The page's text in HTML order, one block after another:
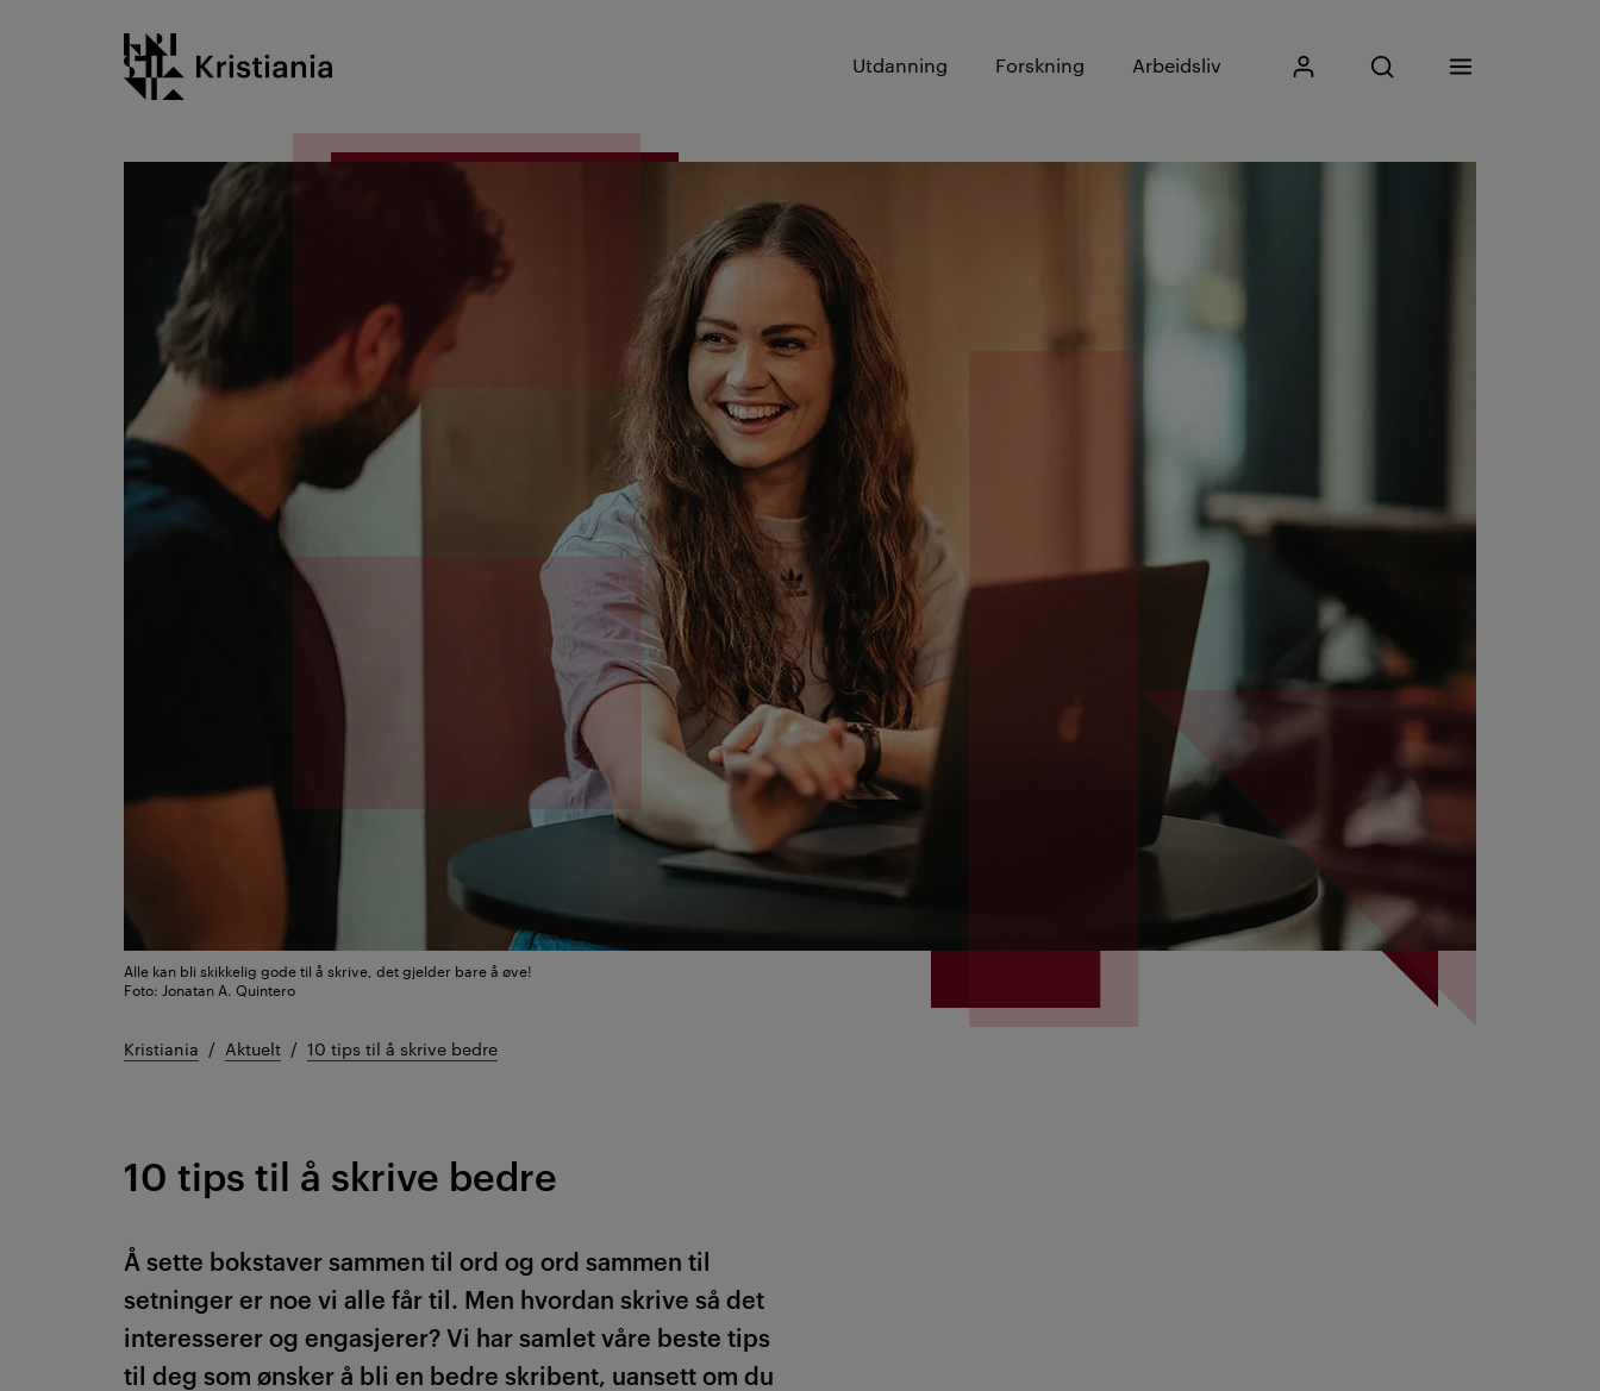
Kristiania logo
Utdanning Forskning Arbeidsliv Mitt KristianiaÅpne søk
Skriv inn søkefrase
Søk
Meny
Alle kan bli skikkelig gode til å skrive, det gjelder bare å øve!
Foto: Jonatan A. Quintero
Kristiania Aktuelt 10 tips til å skrive bedre
10 tips til å skrive bedre
Å sette bokstaver sammen til ord og ord sammen til
setninger er noe vi alle får til. Men hvordan skrive så det
interesserer og engasjerer? Vi har samlet våre beste tips
til deg som ønsker å bli en bedre skribent, uansett om du